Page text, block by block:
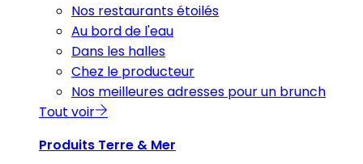
Nos restaurants étoilés
Au bord de l'eau
Dans les halles
Chez le producteur
Nos meilleures adresses pour un brunch
Tout voir
Produits Terre & Mer